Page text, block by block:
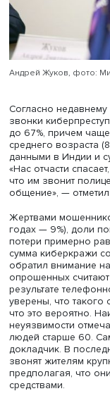
Андрей Жуков,
Согласно
звонки
до 67%, причем
среднего
данными в Индии
«Нас отчасти
что им звонит
общение», —